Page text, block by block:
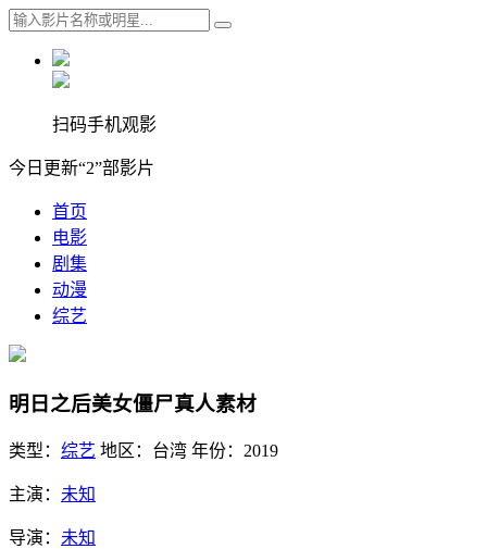
扫码手机观影
今日更新“2”部影片
首页
电影
剧集
动漫
综艺
明日之后美女僵尸真人素材
类型： 综艺 地区： 台湾 年份： 2019
主演： 未知
导演： 未知